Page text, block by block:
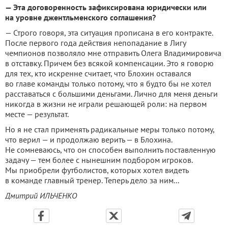
— Эта договоренность зафиксирована юридически или
на уровне джентльменского соглашения?
— Строго говоря, эта ситуация прописана в его контракте.
После первого года действия непопадание в Лигу
чемпионов позволяло мне отправить Олега Владимировича
в отставку. Причем без всякой компенсации. Это я говорю
для тех, кто искренне считает, что Блохин оставался
во главе команды только потому, что я будто бы не хотел
расставаться с большими деньгами. Лично для меня деньги
никогда в жизни не играли решающей роли: на первом
месте — результат.
Но я не стал применять радикальные меры только потому,
что верил — и продолжаю верить — в Блохина.
Не сомневаюсь, что он способен выполнить поставленную
задачу — тем более с нынешним подбором игроков.
Мы приобрели футболистов, которых хотел видеть
в команде главный тренер. Теперь дело за ним...
Дмитрий ИЛЬЧЕНКО